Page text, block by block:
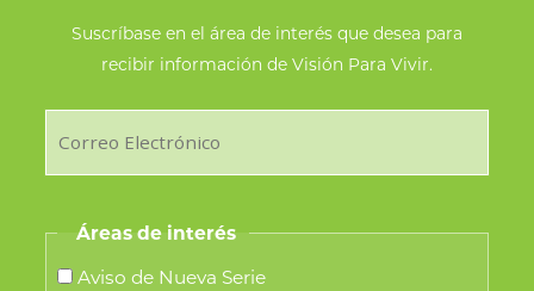
Suscríbase en el área de interés que desea para
recibir información de Visión Para Vivir.
Áreas de interés
Aviso de Nueva Serie